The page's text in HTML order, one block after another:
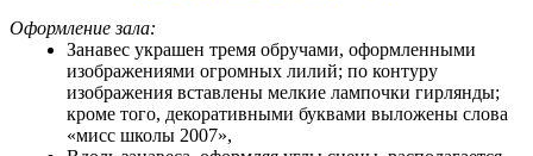
Оформление зала:
Занавес украшен тремя обручами, оформленными
изображениями огромных лилий; по контуру
изображения вставлены мелкие лампочки гирлянды;
кроме того, декоративными буквами выложены слова
«мисс школы 2007»,